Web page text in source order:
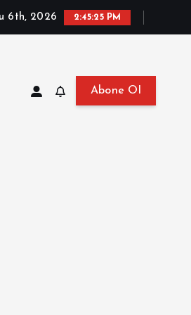
6th, 2026 2:45:26 PM
Abone Ol